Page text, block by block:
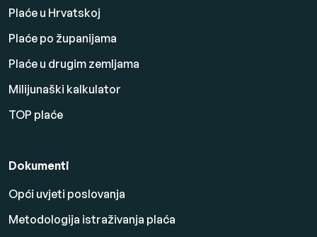
Plaće u Hrvatskoj
Plaće po županijama
Plaće u drugim zemljama
Milijunaški kalkulator
TOP plaće
Dokumenti
Opći uvjeti poslovanja
Metodologija istraživanja plaća